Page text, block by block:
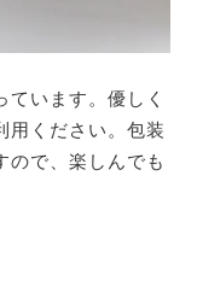
います。優しく
用ください。包装
ので、楽しんでも